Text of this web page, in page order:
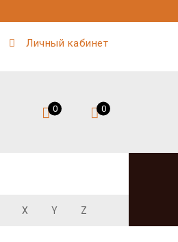
Личный кабинет
0 0
X Y Z